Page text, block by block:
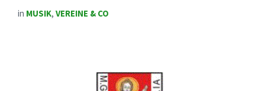
in MUSIK, VEREINE & CO